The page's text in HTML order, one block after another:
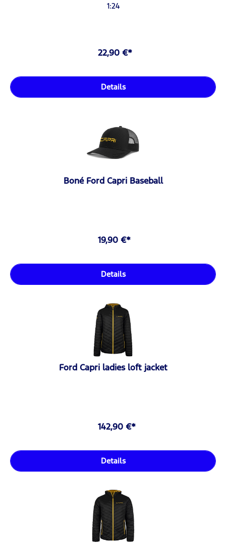
1:24
22,90 €*
Details
Boné Ford Capri Baseball
19,90 €*
Details
Ford Capri ladies loft jacket
142,90 €*
Details